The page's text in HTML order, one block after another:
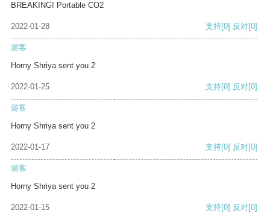
BREAKING! Portable CO2
2022-01-28 支持[0] 反对[0]
游客
Horny Shriya sent you 2
2022-01-25 支持[0] 反对[0]
游客
Horny Shriya sent you 2
2022-01-17 支持[0] 反对[0]
游客
Horny Shriya sent you 2
2022-01-15 支持[0] 反对[0]